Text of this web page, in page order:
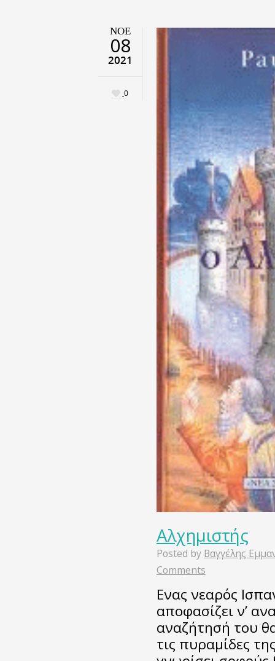
ΝΟΈ
08
2021
0
Αλχημιστής
Posted by Βαγγέλης
Comments
Ενας νεαρός
αποφασίζει ν’
αναζήτησή του
τις πυραμίδες